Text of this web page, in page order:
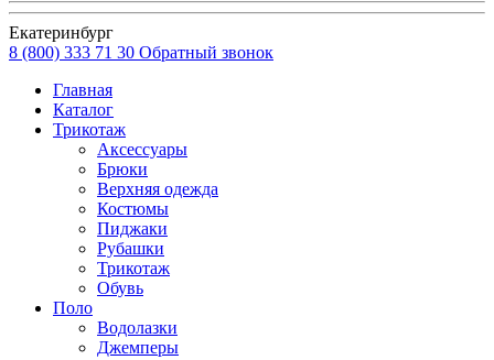
Екатеринбург
8 (800) 333 71 30 Обратный звонок
Главная
Каталог
Трикотаж
Аксессуары
Брюки
Верхняя одежда
Костюмы
Пиджаки
Рубашки
Трикотаж
Обувь
Поло
Водолазки
Джемперы